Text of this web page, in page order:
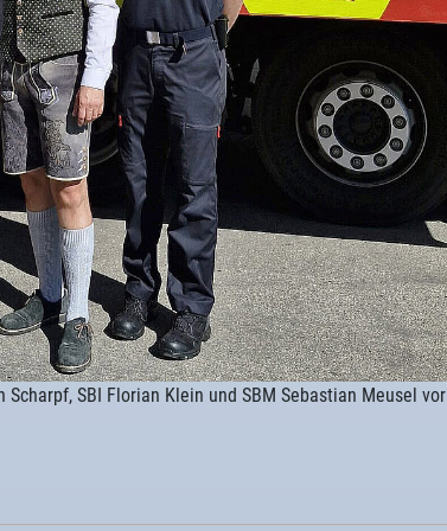
Scharpf, SBI Florian Klein und SBM Sebastian Meusel vor